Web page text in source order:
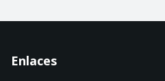
Enlaces